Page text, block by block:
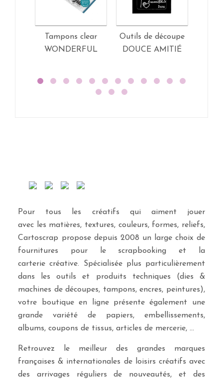
Tampons clear
WONDERFUL
Outils de découpe
DOUCE AMITIÉ
Pour tous les créatifs qui aiment jouer
avec les matières, textures, couleurs, formes, reliefs,
Cartoscrap propose depuis 2008 un large choix de
fournitures pour le scrapbooking et la
carterie créative. Spécialisée plus particulièrement
dans les outils et produits techniques (dies &
machines de découpes, tampons, encres, peintures),
votre boutique en ligne présente également une
grande variété de papiers, embellissements,
albums, coupons de tissus, articles de mercerie, …
Retrouvez le meilleur des grandes marques
françaises & internationales de loisirs créatifs avec
des arrivages réguliers de nouveautés, et des